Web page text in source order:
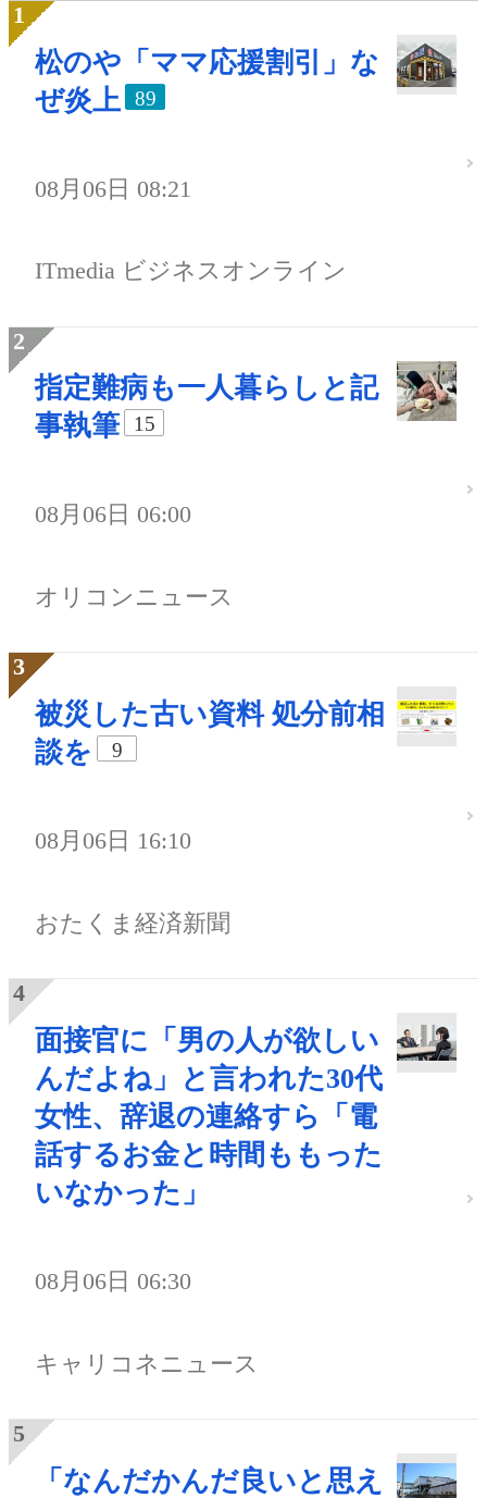
松のや「ママ応援割引」な
ぜ炎上
89
08月06日 08:21
ITmedia ビジネスオンライン
指定難病も一人暮らしと記
事執筆
15
08月06日 06:00
オリコンニュース
被災した古い資料 処分前相
談を
9
08月06日 16:10
おたくま経済新聞
面接官に「男の人が欲しい
んだよね」と言われた30代
女性、辞退の連絡すら「電
話するお金と時間ももった
いなかった」
08月06日 06:30
キャリコネニュース
「なんだかんだ良いと思え